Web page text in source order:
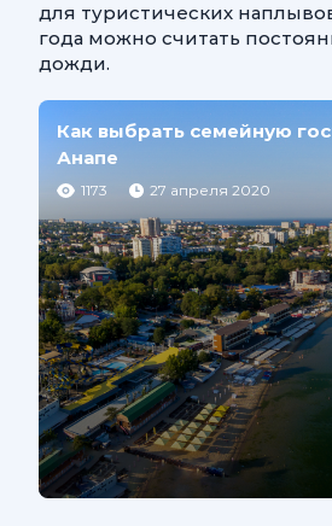
для туристических
года можно считать
дожди.
Как выбрать семейную
Анапе
1173 27 апреля 2020